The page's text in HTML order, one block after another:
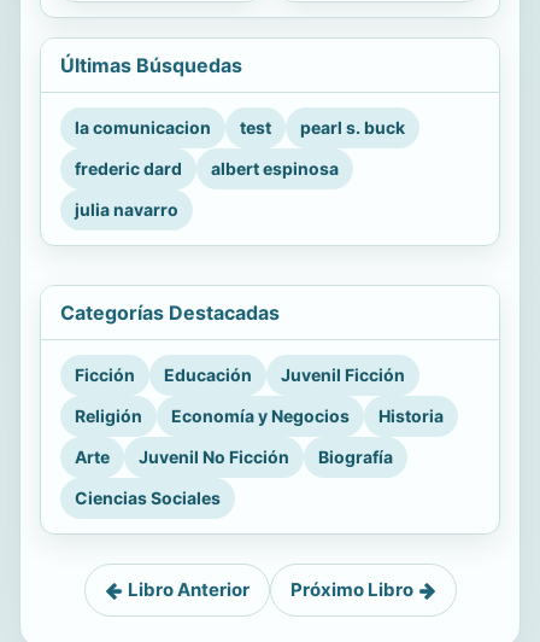
Últimas Búsquedas
la comunicacion test
pearl s. buck
frederic dard
albert espinosa
julia navarro
Categorías Destacadas
Ficción Educación
Juvenil Ficción
Religión
Economía y Negocios
Historia
Arte
Juvenil No Ficción
Biografía
Ciencias Sociales
Libro Anterior Próximo Libro